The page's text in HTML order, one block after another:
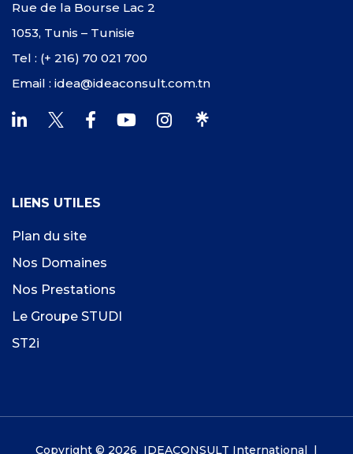
Rue de la Bourse Lac 2
1053, Tunis – Tunisie
Tel : (+ 216) 70 021 700
Email : idea@ideaconsult.com.tn
LIENS UTILES
Plan du site
Nos Domaines
Nos Prestations
Le Groupe STUDI
ST2i
Copyright © 2026 IDEACONSULT International |